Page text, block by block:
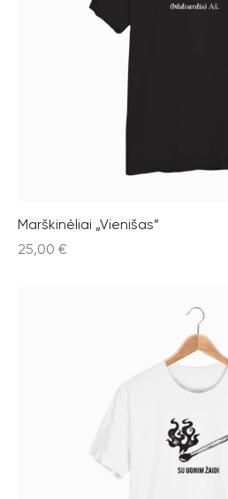
Marškinėliai „Vienišas”
25,00 €